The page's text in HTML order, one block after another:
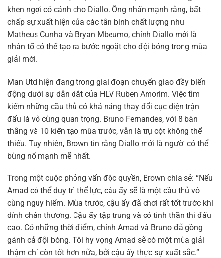
khen ngợi có cánh cho Diallo. Ông nhấn mạnh rằng, bất
chấp sự xuất hiện của các tân binh chất lượng như
Matheus Cunha và Bryan Mbeumo, chính Diallo mới là
nhân tố có thể tạo ra bước ngoặt cho đội bóng trong mùa
giải mới.
Man Utd hiện đang trong giai đoạn chuyển giao đầy biến
động dưới sự dẫn dắt của HLV Ruben Amorim. Việc tìm
kiếm những cầu thủ có khả năng thay đổi cục diện trận
đấu là vô cùng quan trọng. Bruno Fernandes, với 8 bàn
thắng và 10 kiến tạo mùa trước, vẫn là trụ cột không thể
thiếu. Tuy nhiên, Brown tin rằng Diallo mới là người có thể
bùng nổ mạnh mẽ nhất.
Trong một cuộc phỏng vấn độc quyền, Brown chia sẻ: “Nếu
Amad có thể duy trì thể lực, cậu ấy sẽ là một cầu thủ vô
cùng nguy hiểm. Mùa trước, cậu ấy đã chơi rất tốt trước khi
dính chấn thương. Cậu ấy tập trung và có tinh thần thi đấu
cao. Có những thời điểm, chính Amad và Bruno đã gồng
gánh cả đội bóng. Tôi hy vọng Amad sẽ có một mùa giải
thậm chí còn tốt hơn nữa, bởi cậu ấy thực sự xuất sắc.”